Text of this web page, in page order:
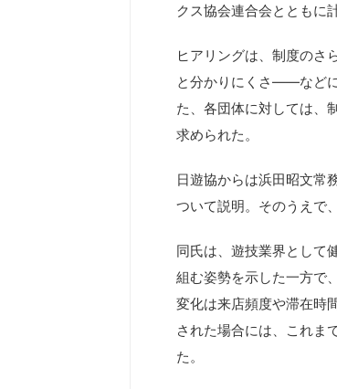
クス協会連合会とともに
ヒアリングは、制度の
と分かりにくさ――など
た、各団体に対しては、
求められた。
日遊協からは浜田昭文常
ついて説明。そのうえで
同氏は、遊技業界として
組む姿勢を示した一方で
変化は来店頻度や滞在時
された場合には、これま
た。